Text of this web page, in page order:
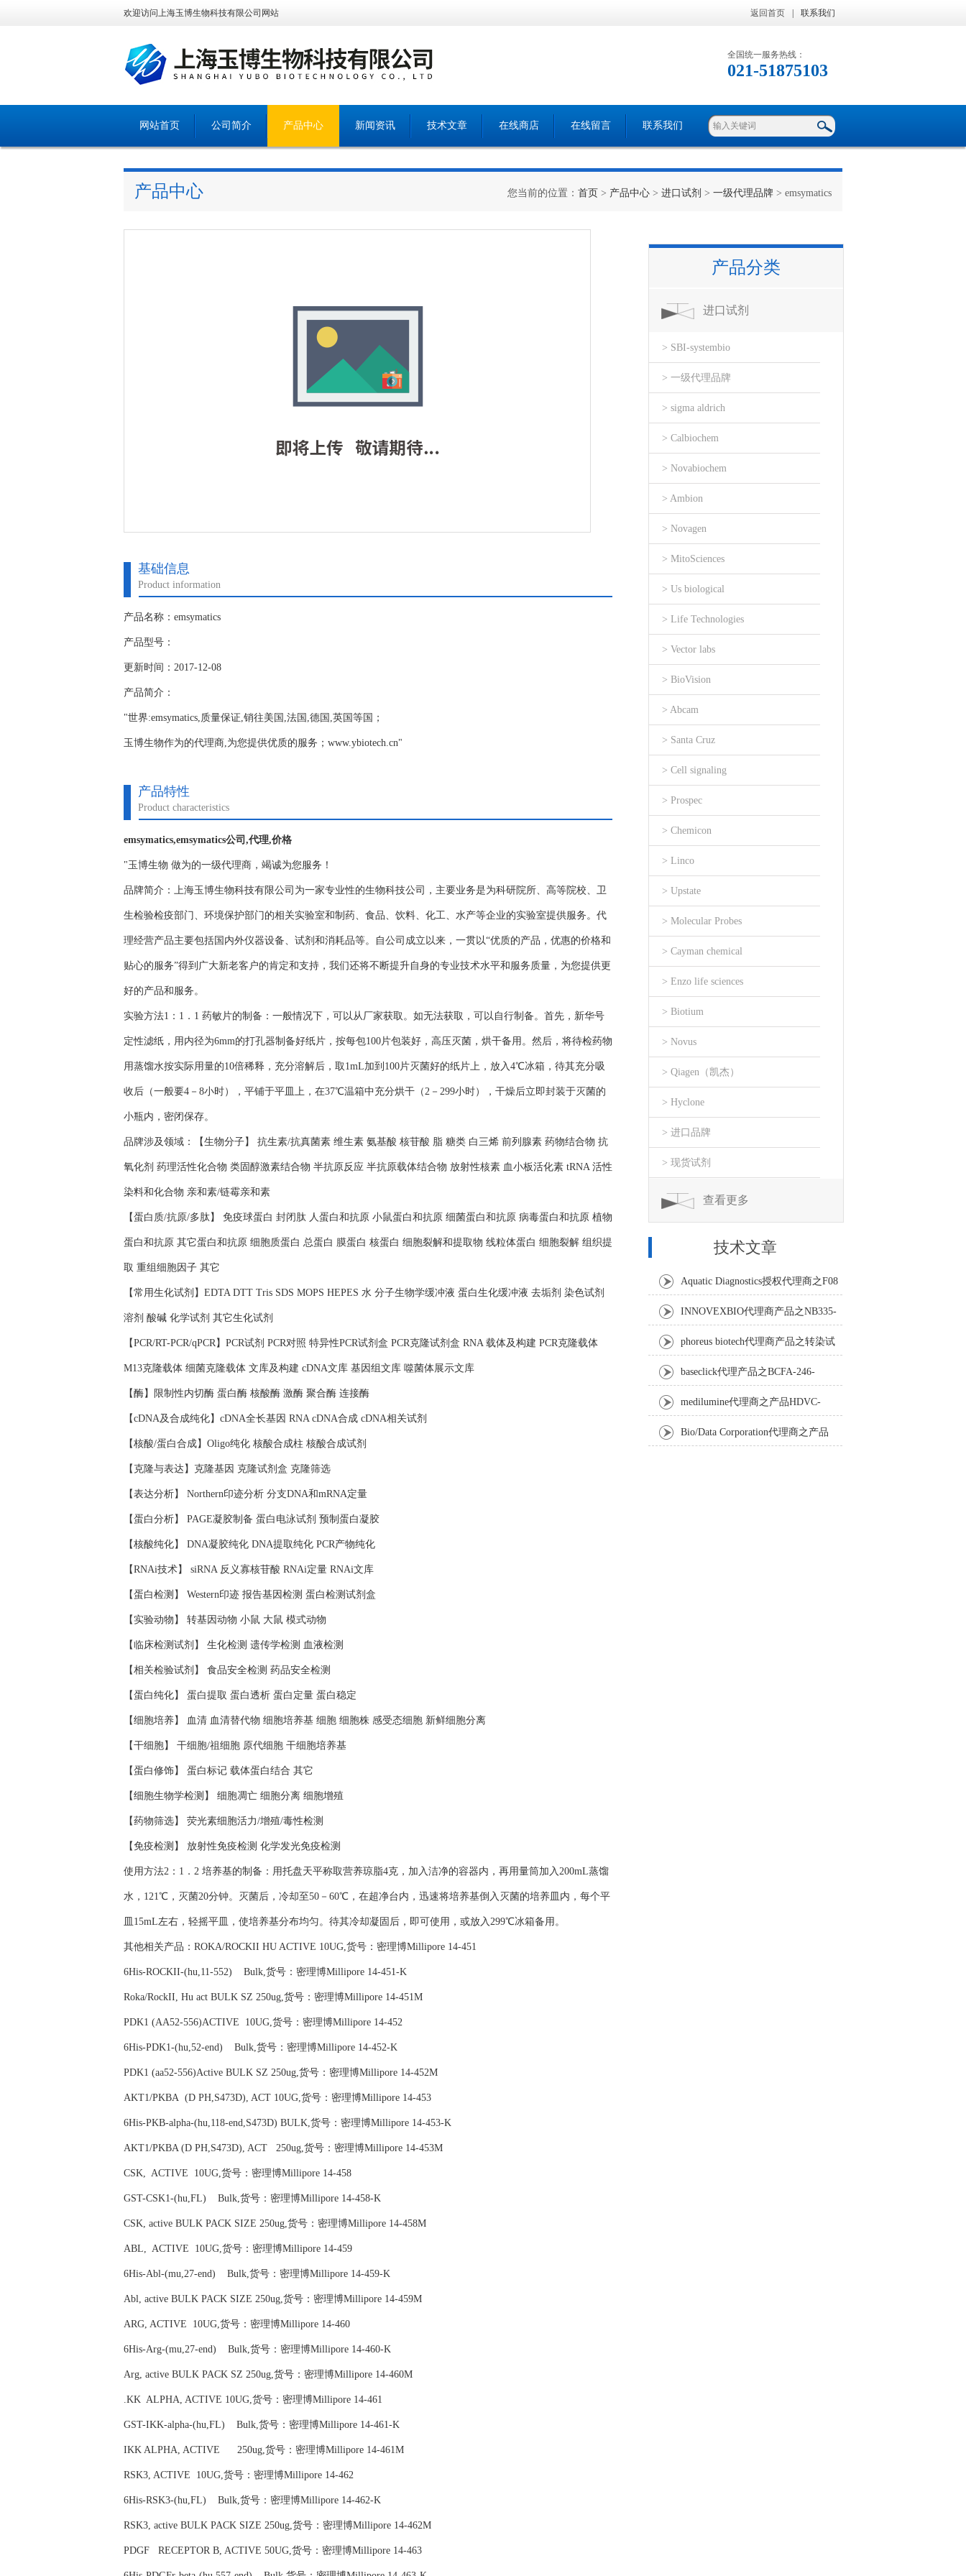
欢迎访问上海玉博生物科技有限公司网站 返回首页 联系我们
全国统一服务热线：
021-51875103
网站首页 公司简介 产品中心 新闻资讯 技术文章 在线商店 在线留言 联系我们
产品中心 您当前的位置： 首页 > 产品中心 > 进口试剂 > 一级代理品牌 > emsymatics
基础信息
Product information
产品名称：emsymatics
产品型号：
更新时间：2017-12-08
产品简介：
"世界:emsymatics,质量保证,销往美国,法国,德国,英国等国；
玉博生物作为的代理商,为您提供优质的服务；www.ybiotech.cn"
产品特性
Product characteristics
emsymatics,emsymatics公司,代理,价格
"玉博生物 做为的一级代理商，竭诚为您服务！
品牌简介：上海玉博生物科技有限公司为一家专业性的生物科技公司，主要业务是为科研院所、高等院校、卫
生检验检疫部门、环境保护部门的相关实验室和制药、食品、饮料、化工、水产等企业的实验室提供服务。代
理经营产品主要包括国内外仪器设备、试剂和消耗品等。自公司成立以来，一贯以“优质的产品，优惠的价格和
贴心的服务”得到广大新老客户的肯定和支持，我们还将不断提升自身的专业技术水平和服务质量，为您提供更
好的产品和服务。
实验方法1：1．1 药敏片的制备：一般情况下，可以从厂家获取。如无法获取，可以自行制备。首先，新华号
定性滤纸，用内径为6mm的打孔器制备好纸片，按每包100片包装好，高压灭菌，烘干备用。然后，将待检药物
用蒸馏水按实际用量的10倍稀释，充分溶解后，取1mL加到100片灭菌好的纸片上，放入4℃冰箱，待其充分吸
收后（一般要4－8小时），平铺于平皿上，在37℃温箱中充分烘干（2－299小时），干燥后立即封装于灭菌的
小瓶内，密闭保存。
品牌涉及领域：【生物分子】 抗生素/抗真菌素 维生素 氨基酸 核苷酸 脂 糖类 白三烯 前列腺素 药物结合物 抗
氧化剂 药理活性化合物 类固醇激素结合物 半抗原反应 半抗原载体结合物 放射性核素 血小板活化素 tRNA 活性
染料和化合物 亲和素/链霉亲和素
【蛋白质/抗原/多肽】 免疫球蛋白 封闭肽 人蛋白和抗原 小鼠蛋白和抗原 细菌蛋白和抗原 病毒蛋白和抗原 植物
蛋白和抗原 其它蛋白和抗原 细胞质蛋白 总蛋白 膜蛋白 核蛋白 细胞裂解和提取物 线粒体蛋白 细胞裂解 组织提
取 重组细胞因子 其它
【常用生化试剂】EDTA DTT Tris SDS MOPS HEPES 水 分子生物学缓冲液 蛋白生化缓冲液 去垢剂 染色试剂
溶剂 酸碱 化学试剂 其它生化试剂
【PCR/RT-PCR/qPCR】PCR试剂 PCR对照 特异性PCR试剂盒 PCR克隆试剂盒 RNA 载体及构建 PCR克隆载体
M13克隆载体 细菌克隆载体 文库及构建 cDNA文库 基因组文库 噬菌体展示文库
【酶】限制性内切酶 蛋白酶 核酸酶 激酶 聚合酶 连接酶
【cDNA及合成纯化】cDNA全长基因 RNA cDNA合成 cDNA相关试剂
【核酸/蛋白合成】Oligo纯化 核酸合成柱 核酸合成试剂
【克隆与表达】克隆基因 克隆试剂盒 克隆筛选
【表达分析】 Northern印迹分析 分支DNA和mRNA定量
【蛋白分析】 PAGE凝胶制备 蛋白电泳试剂 预制蛋白凝胶
【核酸纯化】 DNA凝胶纯化 DNA提取纯化 PCR产物纯化
【RNAi技术】 siRNA 反义寡核苷酸 RNAi定量 RNAi文库
【蛋白检测】 Western印迹 报告基因检测 蛋白检测试剂盒
【实验动物】 转基因动物 小鼠 大鼠 模式动物
【临床检测试剂】 生化检测 遗传学检测 血液检测
【相关检验试剂】 食品安全检测 药品安全检测
【蛋白纯化】 蛋白提取 蛋白透析 蛋白定量 蛋白稳定
【细胞培养】 血清 血清替代物 细胞培养基 细胞 细胞株 感受态细胞 新鲜细胞分离
【干细胞】 干细胞/祖细胞 原代细胞 干细胞培养基
【蛋白修饰】 蛋白标记 载体蛋白结合 其它
【细胞生物学检测】 细胞凋亡 细胞分离 细胞增殖
【药物筛选】 荧光素细胞活力/增殖/毒性检测
【免疫检测】 放射性免疫检测 化学发光免疫检测
使用方法2：1．2 培养基的制备：用托盘天平称取营养琼脂4克，加入洁净的容器内，再用量筒加入200mL蒸馏
水，121℃，灭菌20分钟。灭菌后，冷却至50－60℃，在超净台内，迅速将培养基倒入灭菌的培养皿内，每个平
皿15mL左右，轻摇平皿，使培养基分布均匀。待其冷却凝固后，即可使用，或放入299℃冰箱备用。
其他相关产品：ROKA/ROCKII HU ACTIVE 10UG,货号：密理博Millipore 14-451
6His-ROCKII-(hu,11-552) Bulk,货号：密理博Millipore 14-451-K
Roka/RockII, Hu act BULK SZ 250ug,货号：密理博Millipore 14-451M
PDK1 (AA52-556)ACTIVE 10UG,货号：密理博Millipore 14-452
6His-PDK1-(hu,52-end) Bulk,货号：密理博Millipore 14-452-K
PDK1 (aa52-556)Active BULK SZ 250ug,货号：密理博Millipore 14-452M
AKT1/PKBA (D PH,S473D), ACT 10UG,货号：密理博Millipore 14-453
6His-PKB-alpha-(hu,118-end,S473D) BULK,货号：密理博Millipore 14-453-K
AKT1/PKBA (D PH,S473D), ACT 250ug,货号：密理博Millipore 14-453M
CSK, ACTIVE 10UG,货号：密理博Millipore 14-458
GST-CSK1-(hu,FL) Bulk,货号：密理博Millipore 14-458-K
CSK, active BULK PACK SIZE 250ug,货号：密理博Millipore 14-458M
ABL, ACTIVE 10UG,货号：密理博Millipore 14-459
6His-Abl-(mu,27-end) Bulk,货号：密理博Millipore 14-459-K
Abl, active BULK PACK SIZE 250ug,货号：密理博Millipore 14-459M
ARG, ACTIVE 10UG,货号：密理博Millipore 14-460
6His-Arg-(mu,27-end) Bulk,货号：密理博Millipore 14-460-K
Arg, active BULK PACK SZ 250ug,货号：密理博Millipore 14-460M
.KK ALPHA, ACTIVE 10UG,货号：密理博Millipore 14-461
GST-IKK-alpha-(hu,FL) Bulk,货号：密理博Millipore 14-461-K
IKK ALPHA, ACTIVE 250ug,货号：密理博Millipore 14-461M
RSK3, ACTIVE 10UG,货号：密理博Millipore 14-462
6His-RSK3-(hu,FL) Bulk,货号：密理博Millipore 14-462-K
RSK3, active BULK PACK SIZE 250ug,货号：密理博Millipore 14-462M
PDGF RECEPTOR B, ACTIVE 50UG,货号：密理博Millipore 14-463
产品分类
进口试剂
> SBI-systembio
> 一级代理品牌
> sigma aldrich
> Calbiochem
> Novabiochem
> Ambion
> Novagen
> MitoSciences
> Us biological
> Life Technologies
> Vector labs
> BioVision
> Abcam
> Santa Cruz
> Cell signaling
> Prospec
> Chemicon
> Linco
> Upstate
> Molecular Probes
> Cayman chemical
> Enzo life sciences
> Biotium
> Novus
> Qiagen（凯杰）
> Hyclone
> 进口品牌
> 现货试剂
查看更多
技术文章
Aquatic Diagnostics授权代理商之F08
Anti-Turbot IgM monoclonal antibody
INNOVEXBIO代理商产品之NB335-
60-60ML Fc Receptor Blocker – Azide-Free
phoreus biotech代理商产品之转染试
剂BAPtofect-25 5mg kit
baseclick代理产品之BCFA-246-
5mg，Tri-β-GalNAc-PEG3-Azide
medilumine代理商之产品HDVC-
121，Fenestra HDVC动物CT造影剂
Bio/Data Corporation代理商之产品